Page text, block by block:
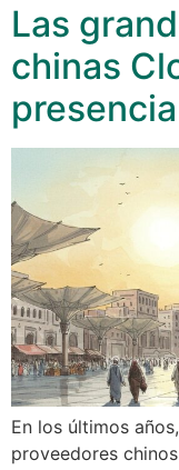
Las
chinas
En los últimos
proveedores